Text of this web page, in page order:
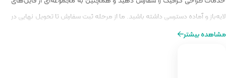
مرحله ثبت سفارش تا تحویل نهایی در
از طراحی را برایتان فراهم کنیم.